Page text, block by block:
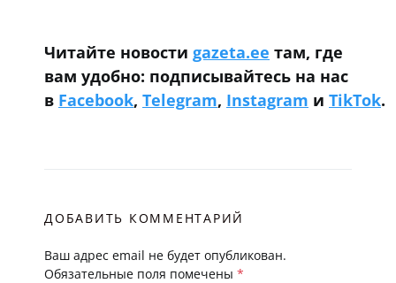
Читайте новости gazeta.ee там, где
вам удобно: подписывайтесь на нас
в Facebook, Telegram, Instagram и TikTok.
ДОБАВИТЬ КОММЕНТАРИЙ
Ваш адрес email не будет опубликован.
Обязательные поля помечены *